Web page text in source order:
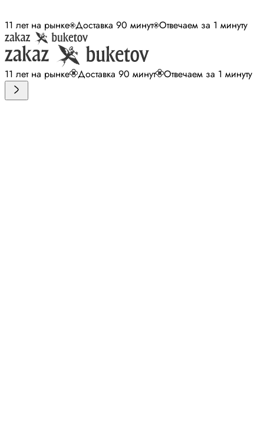
11 лет на рынке Доставка 90 минут Отвечаем за 1 минуту
11 лет на рынке Доставка 90 минут Отвечаем за 1 минуту